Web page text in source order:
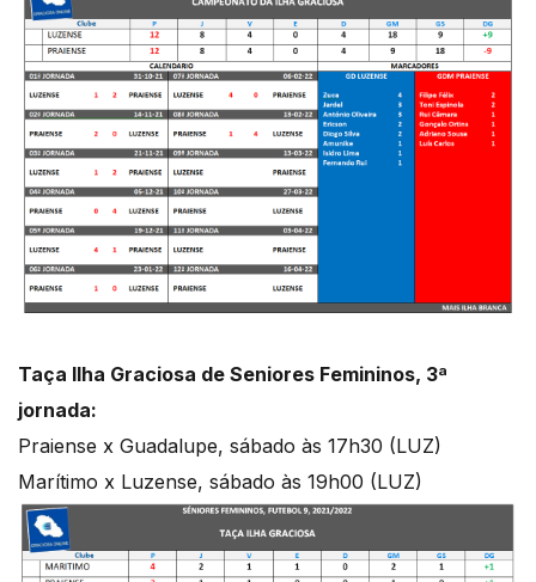
Taça Ilha Graciosa de Seniores Femininos, 3ª
jornada:
Praiense x Guadalupe, sábado às 17h30 (LUZ)
Marítimo x Luzense, sábado às 19h00 (LUZ)